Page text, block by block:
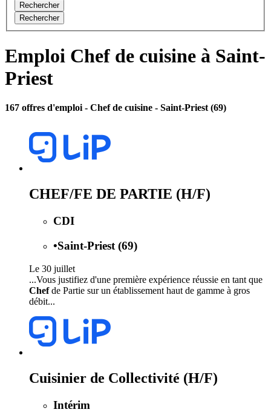
Rechercher
Rechercher
Emploi Chef de cuisine à Saint-
Priest
167 offres d'emploi - Chef de cuisine - Saint-Priest (69)
CHEF/FE DE PARTIE (H/F)
CDI
•Saint-Priest (69)
Le 30 juillet
...Vous justifiez d'une première expérience réussie en tant que
Chefde Partie sur un établissement haut de gamme à gros
débit...
Cuisinier de Collectivité (H/F)
Intérim